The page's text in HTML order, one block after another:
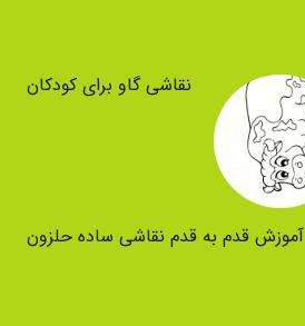
نقاشی گاو برای کودکان
آموزش قدم به قدم نقاشی ساده حلزون